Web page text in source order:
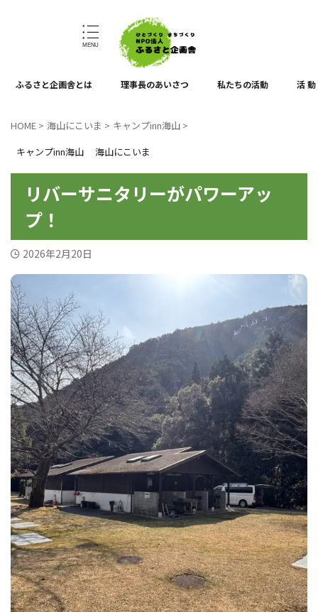
ふるさと企画舎とは 理事長のあいさつ 私たちの活動 活 動
HOME > 海山にこいま > キャンプinn海山 >
キャンプinn海山
海山にこいま
リバーサニタリーがパワーアッ
プ！
2026年2月20日